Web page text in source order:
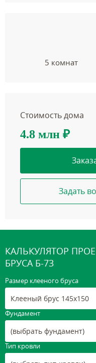
5 комнат
Стоимость дома
4.8 млн ₽
Задать
КАЛЬКУЛЯТОР
БРУСА Б-73
Размер клееного бруса
Клееный брус 145х150
Фундамент
(выбрать фундамент)
Тип кровли